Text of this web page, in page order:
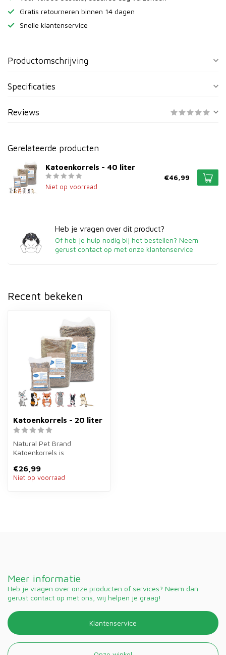
Gratis retourneren binnen 14 dagen
Snelle klantenservice
Productomschrijving
Specificaties
Reviews
Gerelateerde producten
Katoenkorrels - 40 liter
Niet op voorraad
€46,99
Heb je vragen over dit product?
Of heb je hulp nodig bij het bestellen? Neem
gerust contact op met onze klantenservice
Recent bekeken
Katoenkorrels - 20 liter
Natural Pet Brand
Katoenkorrels is
liter van geperste kato...
€26,99
Niet op voorraad
Meer informatie
Heb je vragen over onze producten of services? Neem dan
gerust contact op met ons, wij helpen je graag!
Klantenservice